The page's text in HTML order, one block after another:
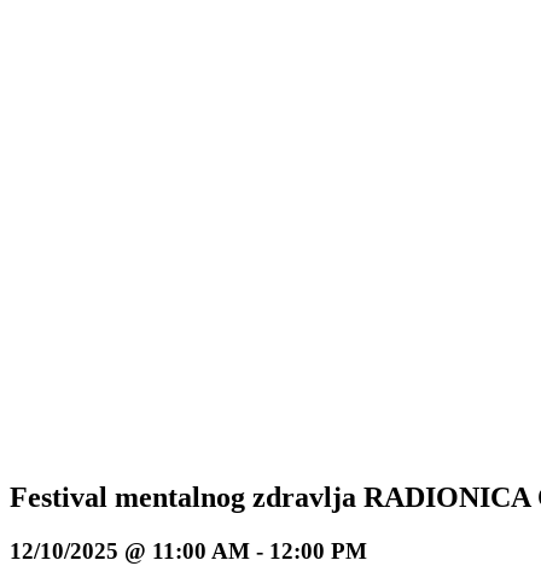
Festival mentalnog zdravlja
12/10/2025 @ 11:00 AM - 12:00 PM